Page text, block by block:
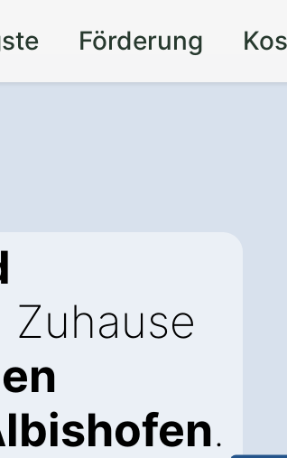
Förderung
Zuhause
.